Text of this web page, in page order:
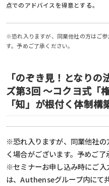
点でのアドバイスを得意とする。
※恐れ入りますが、同業他社の方はご
す。予めご了承ください。
「のぞき見！となり
ズ第3回 ～コクヨ式「
「知」が根付く体制構
※恐れ入りますが、同業他社
く場合がございます。予めご了
※セミナーお申し込み時にご入
は、Authenseグループ内にて